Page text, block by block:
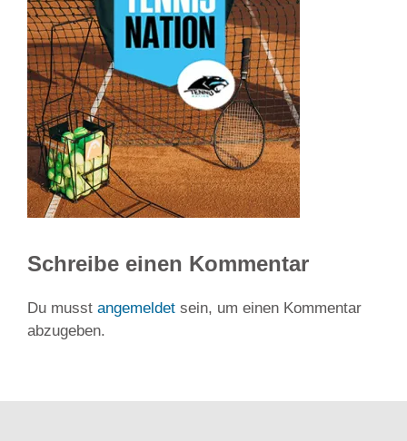
Schreibe einen Kommentar
Du musst angemeldet sein, um einen Kommentar
abzugeben.